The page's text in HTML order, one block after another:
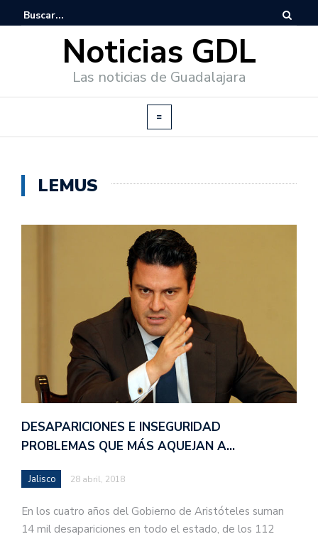
Noticias GDL
Las noticias de Guadalajara
LEMUS
DESAPARICIONES E INSEGURIDAD
PROBLEMAS QUE MÁS AQUEJAN A…
Jalisco 28 abril, 2018
En los cuatro años del Gobierno de Aristóteles suman
14 mil desapariciones en todo el estado, de los 112